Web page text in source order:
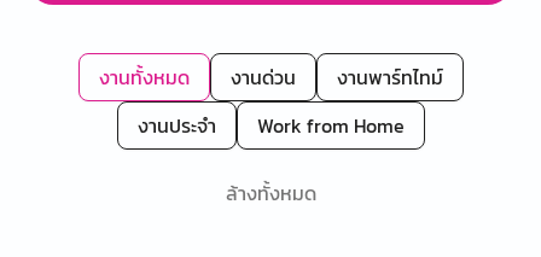
งานทั้งหมด งานด่วน
งานพาร์ทไทม์
งานประจำ
Work from Home
ล้างทั้งหมด